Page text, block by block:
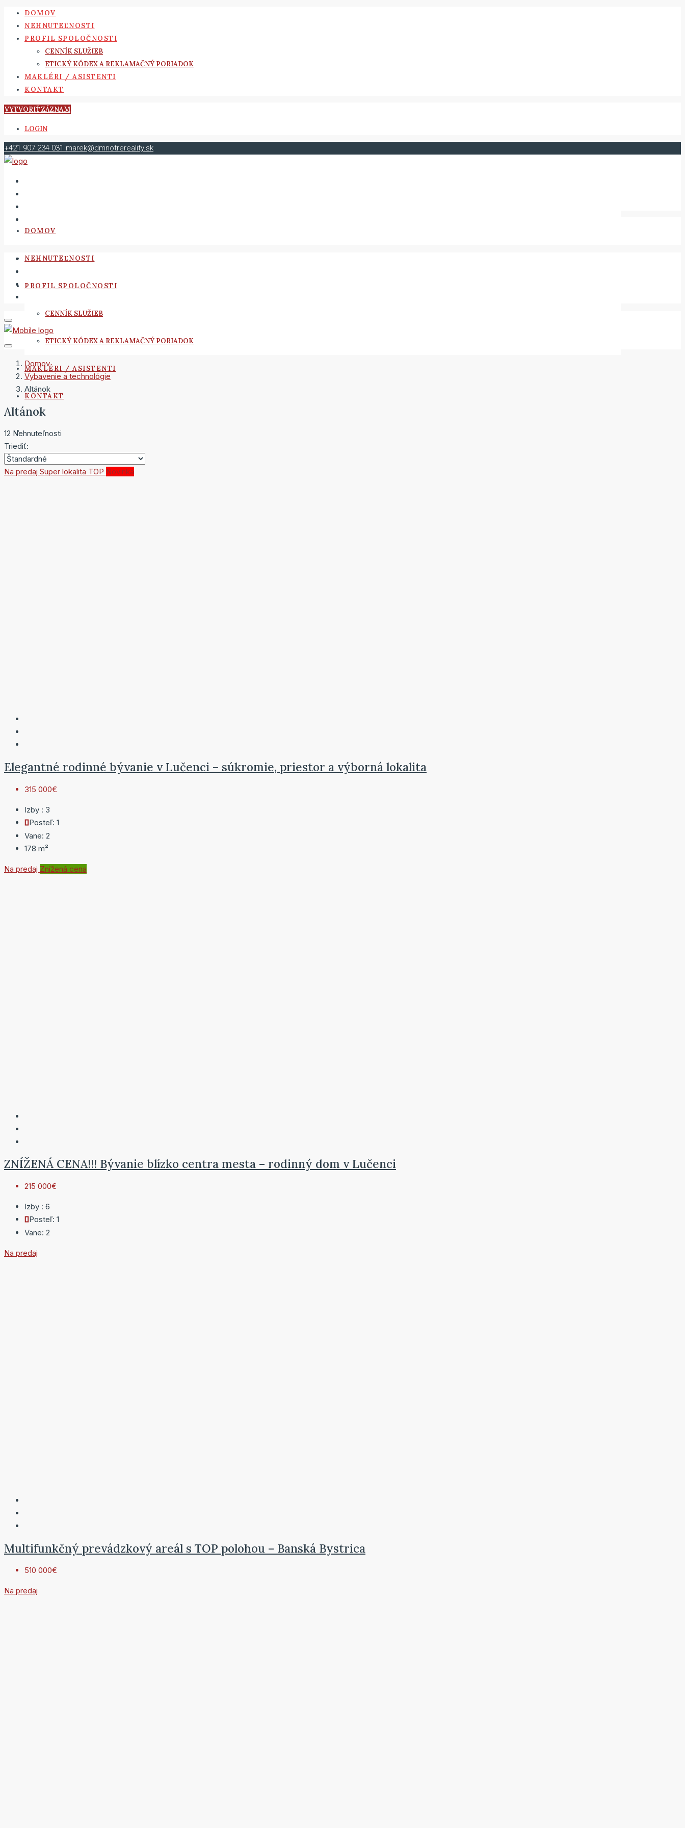
DOMOV
NEHNUTEĽNOSTI
PROFIL SPOLOČNOSTI
CENNÍK SLUŽIEB
ETICKÝ KÓDEX A REKLAMAČNÝ PORIADOK
MAKLÉRI / ASISTENTI
KONTAKT
VYTVORIŤ ZÁZNAM
LOGIN
+421 907 234 031 marek@dmnotrereality.sk
DOMOV
NEHNUTEĽNOSTI
PROFIL SPOLOČNOSTI
CENNÍK SLUŽIEB
ETICKÝ KÓDEX A REKLAMAČNÝ PORIADOK
MAKLÉRI / ASISTENTI
KONTAKT
VYTVORIŤ ZÁZNAM
Domov
Vybavenie a technológie
Altánok
Altánok
12 Nehnuteľnosti
Triediť:
Na predaj Super lokalita TOP Novinka
Elegantné rodinné bývanie v Lučenci – súkromie, priestor a výborná lokalita
315 000€
Izby : 3
Posteľ: 1
Vane: 2
178 m²
Na predaj Znížená cena
ZNÍŽENÁ CENA!!! Bývanie blízko centra mesta – rodinný dom v Lučenci
215 000€
Izby : 6
Posteľ: 1
Vane: 2
Na predaj
Multifunkčný prevádzkový areál s TOP polohou – Banská Bystrica
510 000€
Na predaj